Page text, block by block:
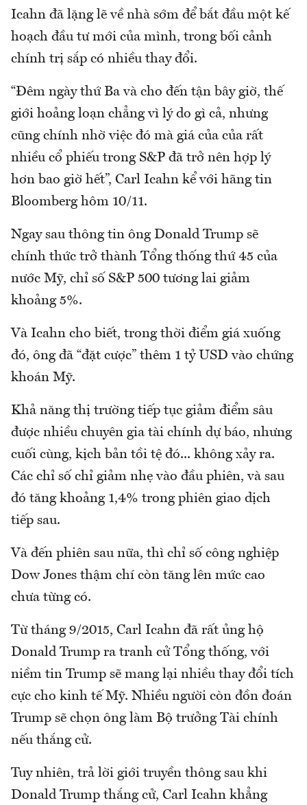
Icahn đã lặng lẽ về nhà sớm để bắt đầu một kế
hoạch đầu tư mới của mình, trong bối cảnh
chính trị sắp có nhiều thay đổi.
“Đêm ngày thứ Ba và cho đến tận bây giờ, thế
giới hoảng loạn chẳng vì lý do gì cả, nhưng
cũng chính nhờ việc đó mà giá của của rất
nhiều cổ phiếu trong S&P đã trở nên hợp lý
hơn bao giờ hết”, Carl Icahn kể với hãng tin
Bloomberg hôm 10/11.
Ngay sau thông tin ông Donald Trump sẽ
chính thức trở thành Tổng thống thứ 45 của
nước Mỹ, chỉ số S&P 500 tương lai giảm
khoảng 5%.
Và Icahn cho biết, trong thời điểm giá xuống
đó, ông đã “đặt cược” thêm 1 tỷ USD vào chứng
khoán Mỹ.
Khả năng thị trường tiếp tục giảm điểm sâu
được nhiều chuyên gia tài chính dự báo, nhưng
cuối cùng, kịch bản tồi tệ đó... không xảy ra.
Các chỉ số chỉ giảm nhẹ vào đầu phiên, và sau
đó tăng khoảng 1,4% trong phiên giao dịch
tiếp sau.
Và đến phiên sau nữa, thì chỉ số công nghiệp
Dow Jones thậm chí còn tăng lên mức cao
chưa từng có.
Từ tháng 9/2015, Carl Icahn đã rất ủng hộ
Donald Trump ra tranh cử Tổng thống, với
niềm tin Trump sẽ mang lại nhiều thay đổi tích
cực cho kinh tế Mỹ. Nhiều người còn đồn đoán
Trump sẽ chọn ông làm Bộ trưởng Tài chính
nếu thắng cử.
Tuy nhiên, trả lời giới truyền thông sau khi
Donald Trump thắng cử, Carl Icahn khẳng